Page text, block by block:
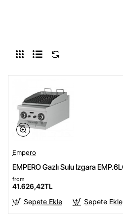
Empero
from
41.626,42TL
Sepete Ekle
Sepete Ekle